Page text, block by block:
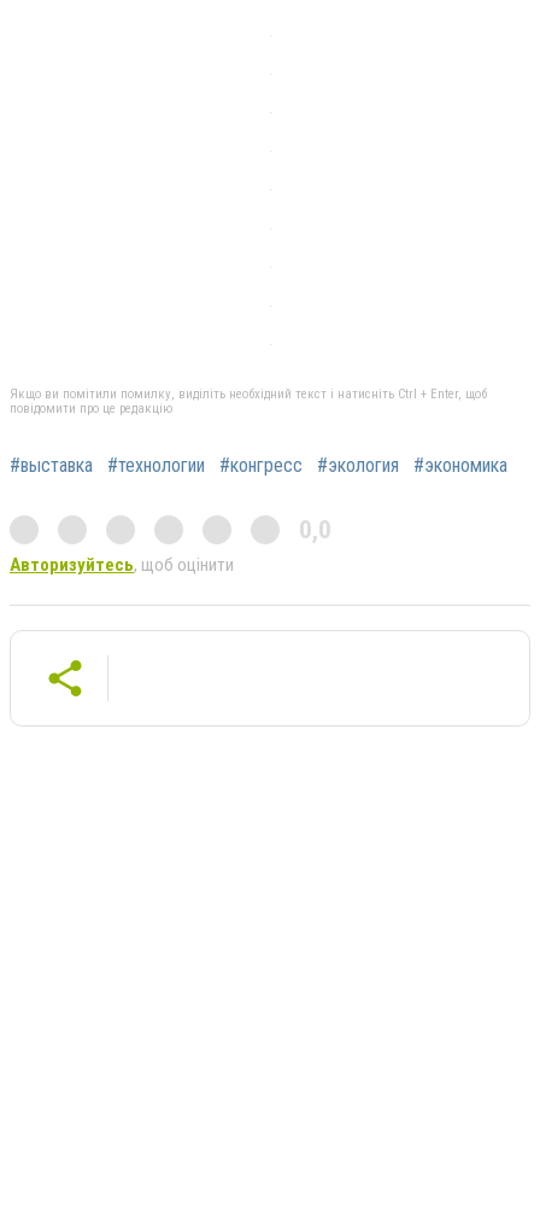
Якщо ви помітили помилку, виділіть необхідний текст і натисніть Ctrl + Enter, щоб
повідомити про це редакцію
#выставка #технологии #конгресс #экология #экономика
0,0
Авторизуйтесь, щоб оцінити